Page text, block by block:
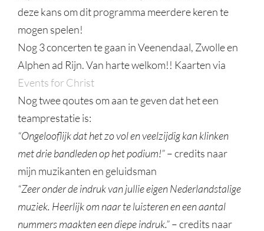
deze kans om dit programma meerdere keren te
mogen spelen!
Nog 3 concerten te gaan in Veenendaal, Zwolle en
Alphen ad Rijn. Van harte welkom!! Kaarten via
Events for Christ
Nog twee qoutes om aan te geven dat het een
teamprestatie is:
“Ongelooflijk dat het zo vol en veelzijdig kan klinken
met drie bandleden op het podium!”– credits naar
mijn muzikanten en geluidsman
“Zeer onder de indruk van jullie eigen Nederlandstalige
muziek. Heerlijk om naar te luisteren en een aantal
nummers maakten een diepe indruk.”– credits naar